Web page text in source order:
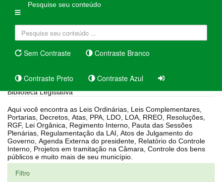
Pesquise seu conteúdo
Sem Contraste Contraste Branco
Contraste Preto Contraste Azul
Biblioteca Legislativa
Aqui você encontra as Leis Ordinárias, Leis Complementares,
Portarias, Decretos, Atas, PPA, LDO, LOA, RREO, Resoluções,
RGF, Lei Orgânica, Regimento Interno, Pauta das Sessões
Plenárias, Regulamentação da LAI, Atos de Julgamento do
Governo, Agenda Externa do presidente, Relatório do Controle
Interno, Projetos em tramitação na Câmara, Controle dos bens
públicos e muito mais de seu município.
Filtro